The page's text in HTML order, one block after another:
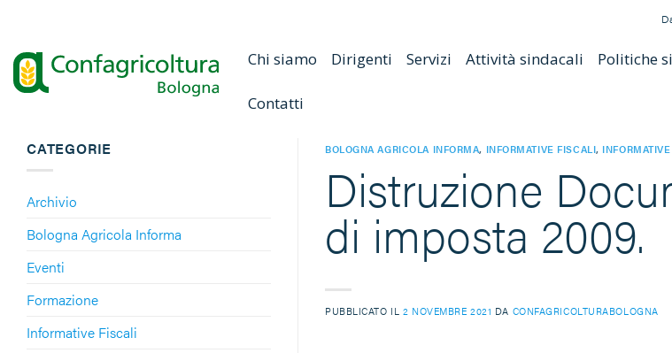
contenuti
Chi siamo Dirigenti Servizi Attività sindacali Politiche
Contatti
CATEGORIE
Archivio
Bologna Agricola Informa
Eventi
Formazione
Informative Fiscali
BOLOGNA AGRICOLA INFORMA, INFORMATIVE FISCALI,
Distruzione
di imposta 2009.
PUBBLICATO IL 2 NOVEMBRE 2021 DA CONFAGRICOLTURABOLOGNA